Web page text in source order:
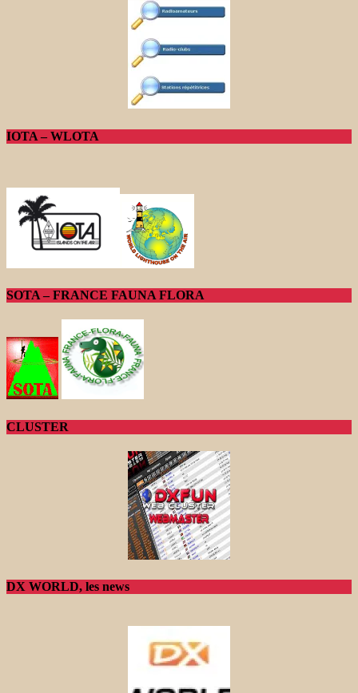
IOTA – WLOTA
SOTA – FRANCE FAUNA FLORA
CLUSTER
DX WORLD, les news